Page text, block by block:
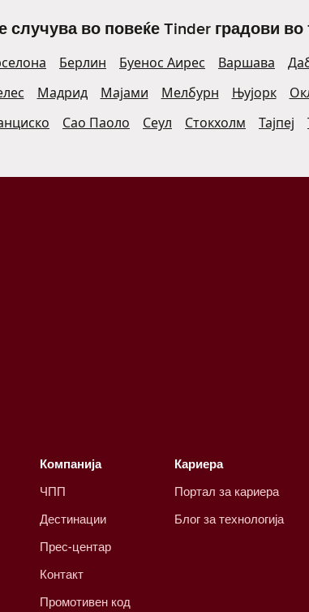
случува во повеќе Tinder градови во
Берлин Буенос Аирес Варшава
Мадрид Мајами Мелбурн Њујорк
Сао Паоло Сеул Стокхолм Тајпеј
Кариера
Портал за кариера
Блог за технологија
Компанија
ЧПП
Дестинации
Прес-центар
Контакт
Промотивен код